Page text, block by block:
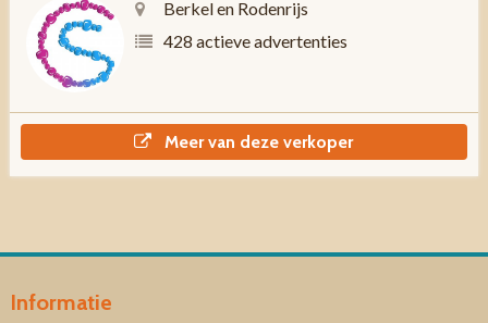
Berkel en Rodenrijs
428 actieve advertenties
Meer van deze verkoper
Informatie